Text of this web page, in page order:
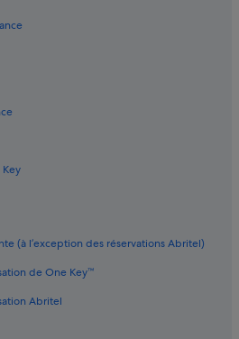
(à l’exception des réservations Abritel)
de One Key™
Abritel